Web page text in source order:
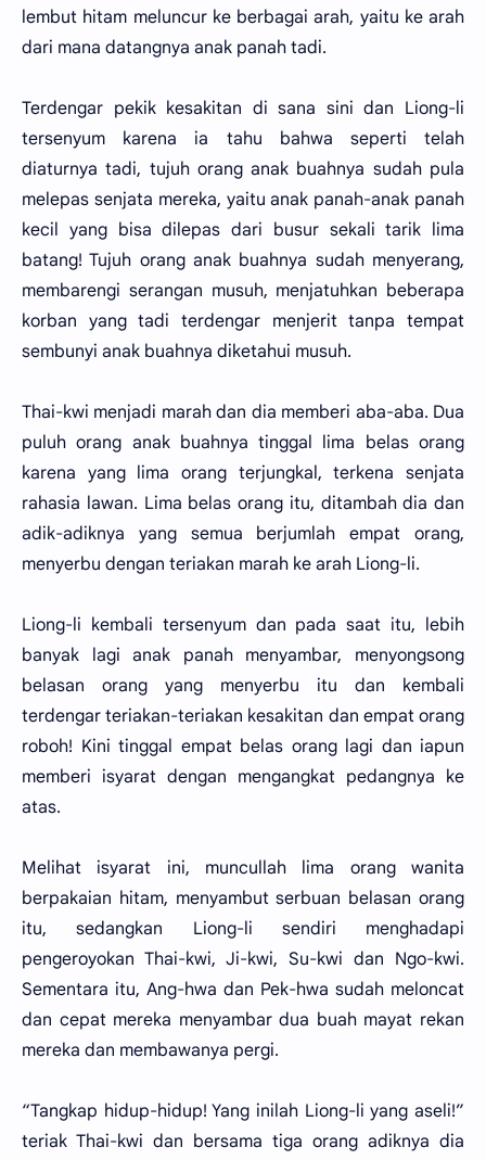
lembut hitam meluncur ke berbagai arah, yaitu ke arah
dari mana datangnya anak panah tadi.
Terdengar pekik kesakitan di sana sini dan Liong-li
tersenyum karena ia tahu bahwa seperti telah
diaturnya tadi, tujuh orang anak buahnya sudah pula
melepas senjata mereka, yaitu anak panah-anak panah
kecil yang bisa dilepas dari busur sekali tarik lima
batang! Tujuh orang anak buahnya sudah menyerang,
membarengi serangan musuh, menjatuhkan beberapa
korban yang tadi terdengar menjerit tanpa tempat
sembunyi anak buahnya diketahui musuh.
Thai-kwi menjadi marah dan dia memberi aba-aba. Dua
puluh orang anak buahnya tinggal lima belas orang
karena yang lima orang terjungkal, terkena senjata
rahasia lawan. Lima belas orang itu, ditambah dia dan
adik-adiknya yang semua berjumlah empat orang,
menyerbu dengan teriakan marah ke arah Liong-li.
Liong-li kembali tersenyum dan pada saat itu, lebih
banyak lagi anak panah menyambar, menyongsong
belasan orang yang menyerbu itu dan kembali
terdengar teriakan-teriakan kesakitan dan empat orang
roboh! Kini tinggal empat belas orang lagi dan iapun
memberi isyarat dengan mengangkat pedangnya ke
atas.
Melihat isyarat ini, muncullah lima orang wanita
berpakaian hitam, menyambut serbuan belasan orang
itu, sedangkan Liong-li sendiri menghadapi
pengeroyokan Thai-kwi, Ji-kwi, Su-kwi dan Ngo-kwi.
Sementara itu, Ang-hwa dan Pek-hwa sudah meloncat
dan cepat mereka menyambar dua buah mayat rekan
mereka dan membawanya pergi.
“Tangkap hidup-hidup! Yang inilah Liong-li yang aseli!”
teriak Thai-kwi dan bersama tiga orang adiknya dia